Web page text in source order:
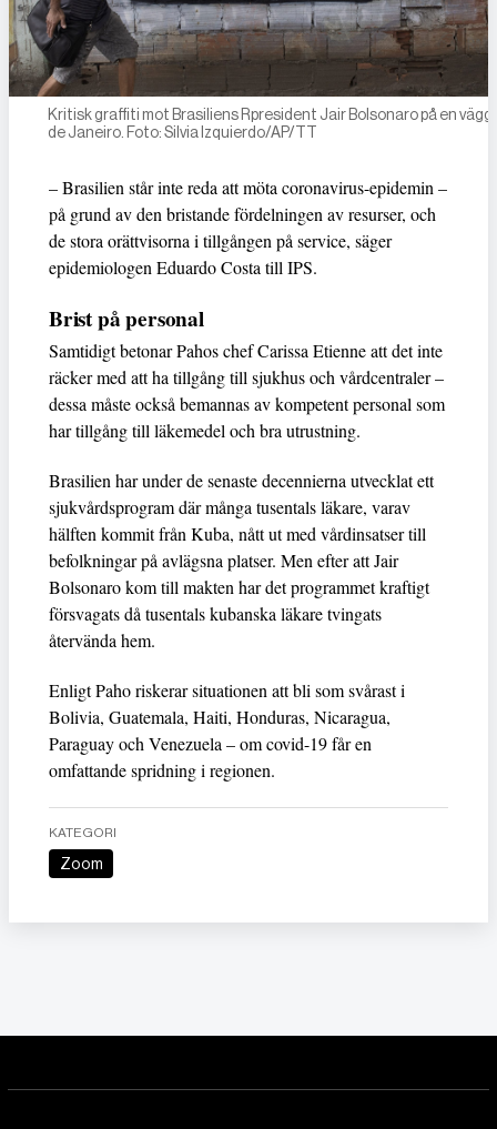
Kritisk graffiti mot Brasiliens Rpresident Jair Bolsonaro på en vägg
de Janeiro. Foto: Silvia Izquierdo/AP/TT
– Brasilien står inte reda att möta coronavirus-epidemin –
på grund av den bristande fördelningen av resurser, och
de stora orättvisorna i tillgången på service, säger
epidemiologen Eduardo Costa till IPS.
Brist på personal
Samtidigt betonar Pahos chef Carissa Etienne att det inte
räcker med att ha tillgång till sjukhus och vårdcentraler –
dessa måste också bemannas av kompetent personal som
har tillgång till läkemedel och bra utrustning.
Brasilien har under de senaste decennierna utvecklat ett
sjukvårdsprogram där många tusentals läkare, varav
hälften kommit från Kuba, nått ut med vårdinsatser till
befolkningar på avlägsna platser. Men efter att Jair
Bolsonaro kom till makten har det programmet kraftigt
försvagats då tusentals kubanska läkare tvingats
återvända hem.
Enligt Paho riskerar situationen att bli som svårast i
Bolivia, Guatemala, Haiti, Honduras, Nicaragua,
Paraguay och Venezuela – om covid-19 får en
omfattande spridning i regionen.
KATEGORI
Zoom